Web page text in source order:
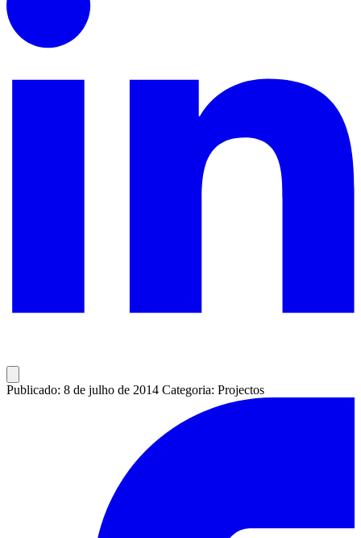
Publicado: 8 de julho de 2014 Categoria: Projectos